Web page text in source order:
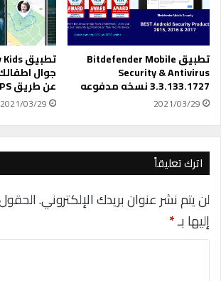
ا
م
آ
ب
ل
ب
ا
ى
أ
ن
د
ر
و
ي
د
ي
و
1
6
أ
ب
ر
تطبيق Bitdefender Mobile
Security & Antivirus
3.3.133.1727 نسخه مدفوعه
2021/03/29
جوال
عن طريق GPS
2021/03/29
اترك تعليقاً
لن يتم نشر عنوان بريدك الإلكتروني.
إليها بـ*